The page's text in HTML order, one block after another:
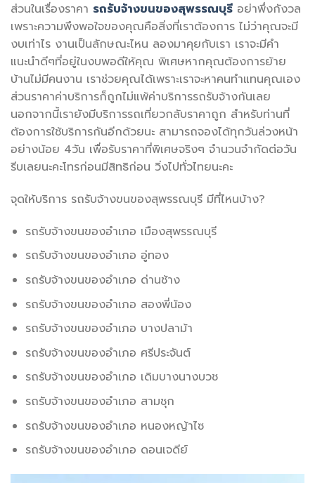
ส่วนในเรื่องราคา รถรับจ้างขนของสุพรรณบุรี อย่าพึ่งกังวล
เพราะความพึงพอใจของคุณคือสิ่งที่เราต้องการ ไม่ว่าคุณจะมี
งบเท่าไร งานเป็นลักษณะไหน ลองมาคุยกับเรา เราจะมีคำ
แนะนำดีๆที่อยู่ในงบพอดีให้คุณ พิเศษหากคุณต้องการย้าย
บ้านไม่มีคนงาน เราช่วยคุณได้เพราะเราจะหาคนทำแทนคุณเอง
ส่วนราคาค่าบริการก็ถูกไม่แพ้ค่าบริการรถรับจ้างกันเลย
นอกจากนี้เรายังมีบริการรถเที่ยวกลับราคาถูก สำหรับท่านที่
ต้องการใช้บริการกันอีกด้วยนะ สามารถจองได้ทุกวันล่วงหน้า
อย่างน้อย 4วัน เพื่อรับราคาที่พิเศษจริงๆ จำนวนจำกัดต่อวัน
รีบเลยนะคะโทรก่อนมีสิทธิก่อน วิ่งไปทั่วไทยนะคะ
จุดให้บริการ รถรับจ้างขนของสุพรรณบุรี มีที่ไหนบ้าง?
รถรับจ้างขนของอำเภอ เมืองสุพรรณบุรี
รถรับจ้างขนของอำเภอ อู่ทอง
รถรับจ้างขนของอำเภอ ด่านช้าง
รถรับจ้างขนของอำเภอ สองพี่น้อง
รถรับจ้างขนของอำเภอ บางปลาม้า
รถรับจ้างขนของอำเภอ ศรีประจันต์
รถรับจ้างขนของอำเภอ เดิมบางนางบวช
รถรับจ้างขนของอำเภอ สามชุก
รถรับจ้างขนของอำเภอ หนองหญ้าไซ
รถรับจ้างขนของอำเภอ ดอนเจดีย์